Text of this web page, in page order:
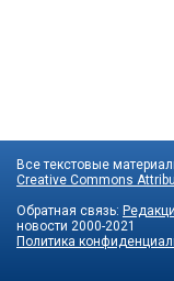
Все текстовые
Creative Commons
Обратная связь:
новости 2000-2021
Политика